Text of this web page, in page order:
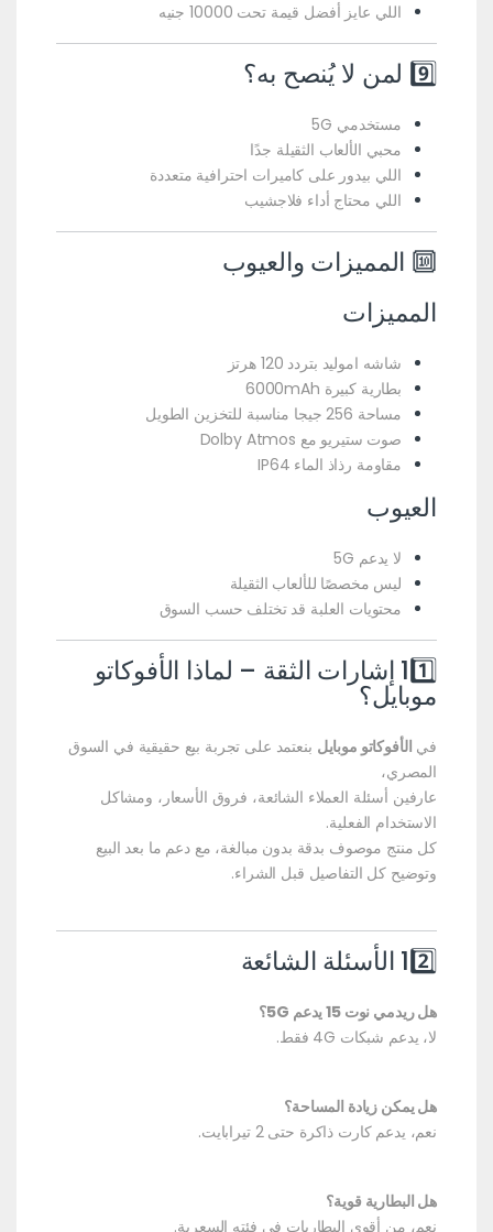
اللي عايز أفضل قيمة تحت 10000 جنيه
9️⃣ لمن لا يُنصح به؟
مستخدمي 5G
محبي الألعاب الثقيلة جدًا
اللي بيدور على كاميرات احترافية متعددة
اللي محتاج أداء فلاجشيب
🔟 المميزات والعيوب
المميزات
شاشه اموليد بتردد 120 هرتز
بطارية كبيرة 6000mAh
مساحة 256 جيجا مناسبة للتخزين الطويل
صوت ستيريو مع Dolby Atmos
مقاومة رذاذ الماء IP64
العيوب
لا يدعم 5G
ليس مخصصًا للألعاب الثقيلة
محتويات العلبة قد تختلف حسب السوق
11️⃣ إشارات الثقة – لماذا الأفوكاتو
موبايل؟
في الأفوكاتو موبايل بنعتمد على تجربة بيع حقيقية في السوق
المصري،
عارفين أسئلة العملاء الشائعة، فروق الأسعار، ومشاكل
الاستخدام الفعلية.
كل منتج موصوف بدقة بدون مبالغة، مع دعم ما بعد البيع
وتوضيح كل التفاصيل قبل الشراء.
12️⃣ الأسئلة الشائعة
هل ريدمي نوت 15 يدعم 5G؟
لا، يدعم شبكات 4G فقط.
هل يمكن زيادة المساحة؟
نعم، يدعم كارت ذاكرة حتى 2 تيرابايت.
هل البطارية قوية؟
نعم، من أقوى البطاريات في فئته السعرية.